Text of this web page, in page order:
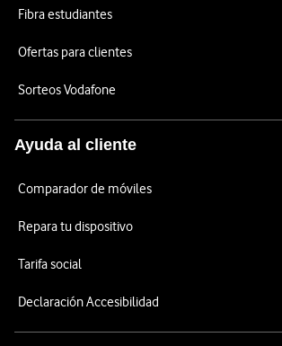
Fibra estudiantes
Ofertas para clientes
Sorteos Vodafone
Ayuda al cliente
Comparador de móviles
Repara tu dispositivo
Tarifa social
Declaración Accesibilidad